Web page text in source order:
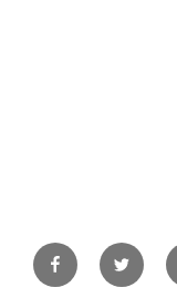
Facebooktwitter